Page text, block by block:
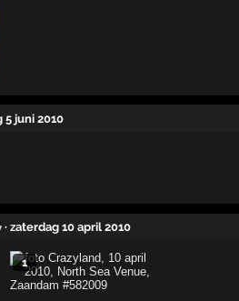
5 juni 2010
· zaterdag 10 april 2010
1